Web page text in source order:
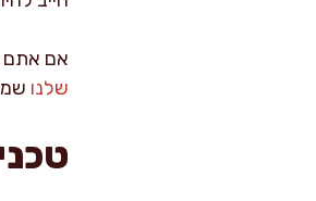
אם אתם
שלנו